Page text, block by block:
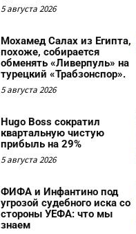
5 августа 2026
Мохамед Салах из Египта,
похоже, собирается
обменять «Ливерпуль» на
турецкий «Трабзонспор».
5 августа 2026
Hugo Boss сократил
квартальную чистую
прибыль на 29%
5 августа 2026
ФИФА и Инфантино под
угрозой судебного иска со
стороны УЕФА: что мы
знаем